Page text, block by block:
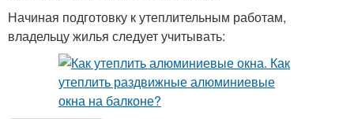
Начиная подготовку к утеплительным работам,
владельцу жилья следует учитывать: